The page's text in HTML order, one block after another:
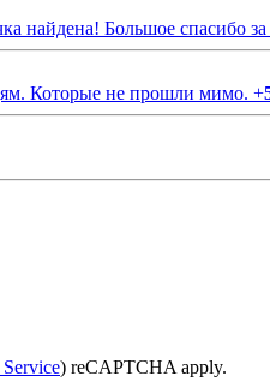
найдена! Большое спасибо
Которые не прошли мимо. +
) reCAPTCHA apply.